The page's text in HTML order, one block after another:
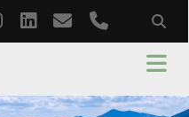
instagram
linkedin
emailphone